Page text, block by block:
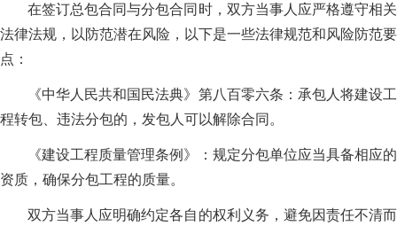
在签订总包合同与分包合同时，双方当事人应严格遵守相关
法律法规，以防范潜在风险，以下是一些法律规范和风险防范要
点：
《中华人民共和国民法典》第八百零六条：承包人将建设工
程转包、违法分包的，发包人可以解除合同。
《建设工程质量管理条例》：规定分包单位应当具备相应的
资质，确保分包工程的质量。
双方当事人应明确约定各自的权利义务，避免因责任不清而